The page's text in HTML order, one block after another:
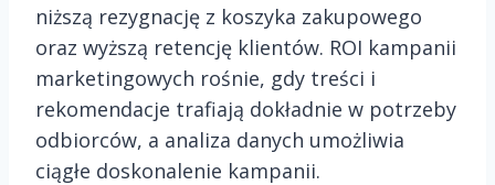
niższą rezygnację z koszyka zakupowego
oraz wyższą retencję klientów. ROI kampanii
marketingowych rośnie, gdy treści i
rekomendacje trafiają dokładnie w potrzeby
odbiorców, a analiza danych umożliwia
ciągłe doskonalenie kampanii.